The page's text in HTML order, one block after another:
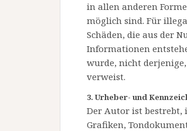
in allen anderen
möglich sind. Für
Schäden, die aus der
Informationen
wurde, nicht
verweist.
3. Urheber- und
Der Autor ist bestrebt,
Grafiken,